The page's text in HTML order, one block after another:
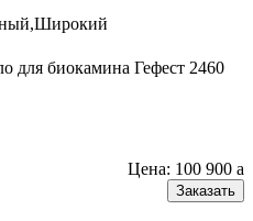
для биокамина Гефест 2460
Цена: 100 900 a
Заказать